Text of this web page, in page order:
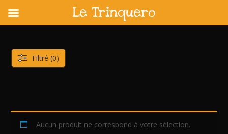
content
Aucun produit ne correspond à votre sélection.
Filtré (0)
Le Trinquero